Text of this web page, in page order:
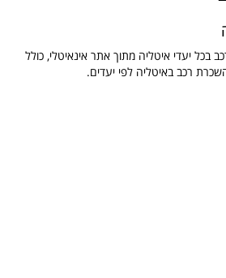
בכל יעדי איטליה מתוך אתר אינאיטלי, כולל
רכב באיטליה לפי יעדים.